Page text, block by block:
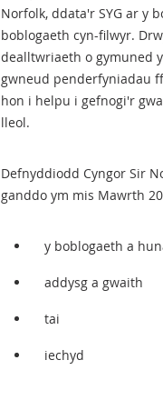
Norfolk, ddata'r SYG ar y
boblogaeth cyn-filwyr.
dealltwriaeth o gymuned
gwneud penderfyniadau
hon i helpu i gefnogi'r
lleol.
Defnyddiodd Cyngor Sir
ganddo ym mis Mawrth
y boblogaeth a
addysg a gwaith
tai
iechyd